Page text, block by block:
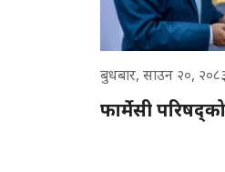
बुधबार, साउन २०,
फार्मेसी